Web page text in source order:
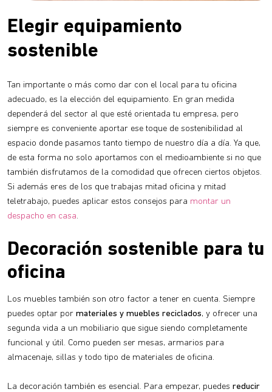
Elegir equipamiento
sostenible
Tan importante o más como dar con el local para tu oficina
adecuado, es la elección del equipamiento. En gran medida
dependerá del sector al que esté orientada tu empresa, pero
siempre es conveniente aportar ese toque de sostenibilidad al
espacio donde pasamos tanto tiempo de nuestro día a día. Ya que,
de esta forma no solo aportamos con el medioambiente si no que
también disfrutamos de la comodidad que ofrecen ciertos objetos.
Si además eres de los que trabajas mitad oficina y mitad
teletrabajo, puedes aplicar estos consejos para montar un
despacho en casa.
Decoración sostenible para tu
oficina
Los muebles también son otro factor a tener en cuenta. Siempre
puedes optar por materiales y muebles reciclados, y ofrecer una
segunda vida a un mobiliario que sigue siendo completamente
funcional y útil. Como pueden ser mesas, armarios para
almacenaje, sillas y todo tipo de materiales de oficina.
La decoración también es esencial. Para empezar, puedes reducir